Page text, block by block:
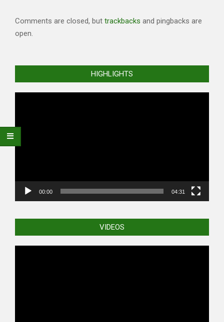
Comments are closed, but trackbacks and pingbacks are
open.
HIGHLIGHTS
00:00 04:31
VIDEOS